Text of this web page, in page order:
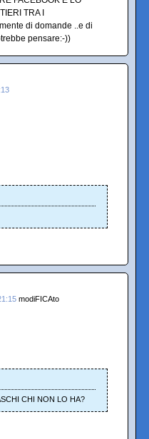
TRA I
di domande ..e di
pensare:-))
modiFICAto
CHI NON LO HA?